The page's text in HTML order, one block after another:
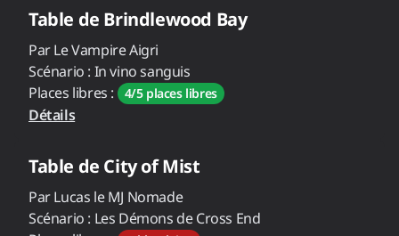
Table de Brindlewood Bay
ParLe Vampire Aigri
Scénario : In vino sanguis
Places libres :
4/5 places libres
Détails
Table de City of Mist
ParLucas le MJ Nomade
Scénario : Les Démons de Cross End